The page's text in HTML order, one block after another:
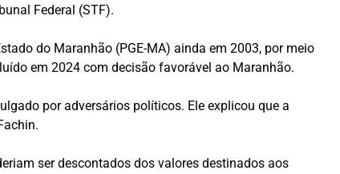
Federal (STF).
do Maranhão (PGE-MA) ainda em 2003, por meio
em 2024 com decisão favorável ao Maranhão.
por adversários políticos. Ele explicou que a
ser descontados dos valores destinados aos